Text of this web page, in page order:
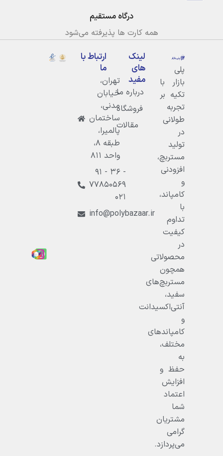
درگاه مستقیم
همه کارت ها پذیرفته می‌شود
پلی
بازار با
تکیه بر
تجربه
طولانی
در
تولید
مستربچ،
افزودنی
و
کامپاند،
با
تداوم
کیفیت
در
محصولاتی
همچون
مستربچ‌های
سفید،
آنتی‌اکسیدانت
و
کامپاندهای
مختلف،
به
حفظ و
افزایش
اعتماد
شما
مشتریان
گرامی
می‌پردازد.
لینک
های
مفید
درباره ما
فروشگاه
مقالات
ارتباط با
ما
تهران،
خيابان
مدنى،
ساختمان
پالميرا،
طبقه ۸،
واحد ۸۱۱
۹۱ - ۳۶ -
۷۷۸۵۰۵۶۹
۰۲۱
info@polybazaar.ir